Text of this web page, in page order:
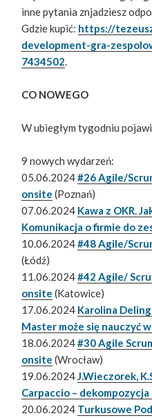
inne pytania znjadziesz
Gdzie kupić: https://
development-gra-
7434502
CO NOWEGO
W ubiegłym tygodniu
9 nowych wydarzeń:
05.06.2024#26 Agile/
onsite (Poznań)
07.06.2024 Kawa z OKR.
Komunikacja o firmie do
10.06.2024#48 Agile/
(Łódź)
11.06.2024#42 Agile/
onsite (Katowice)
17.06.2024 Karolina
Master może się nauczyć
18.06.2024#30 Agile
onsite (Wrocław)
19.06.2024 J.Wieczorek,
Carpaccio – dekompozycja
20.06.2024 Turkusowe